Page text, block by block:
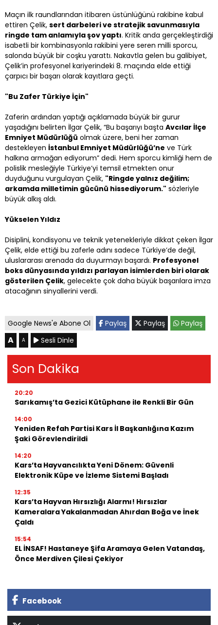
Maçın ilk raundlarından itibaren üstünlüğünü rakibine kabul
ettiren Çelik, sert darbeleri ve stratejik savunmasıyla
ringde tam anlamıyla şov yaptı. Kritik anda gerçekleştirdiği
isabetli bir kombinasyonla rakibini yere seren milli sporcu,
salonda büyük bir coşku yarattı. Nakavtla gelen bu galibiyet,
Çelik’in profesyonel kariyerindeki 8. maçında elde ettiği
çarpıcı bir başarı olarak kayıtlara geçti.
"Bu Zafer Türkiye İçin"
Zaferin ardından yaptığı açıklamada büyük bir gurur
yaşadığını belirten İlgar Çelik, “Bu başarıyı başta Avcılar İlçe
Emniyet Müdürlüğü olmak üzere, beni her zaman
destekleyen İstanbul Emniyet Müdürlüğü’ne ve Türk
halkına armağan ediyorum” dedi. Hem sporcu kimliği hem de
polislik mesleğiyle Türkiye’yi temsil etmekten onur
duyduğunu vurgulayan Çelik, "Ringde yalnız değilim;
arkamda milletimin gücünü hissediyorum." sözleriyle
büyük alkış aldı.
Yükselen Yıldız
Disiplini, kondisyonu ve teknik yetenekleriyle dikkat çeken İlgar
Çelik, elde ettiği bu zaferle adını sadece Türkiye’de değil,
uluslararası arenada da duyurmayı başardı. Profesyonel
boks dünyasında yıldızı parlayan isimlerden biri olarak
gösterilen Çelik, gelecekte çok daha büyük başarılara imza
atacağının sinyallerini verdi.
Google News'e Abone Ol Paylaş Paylaş Paylaş
A A Sesli Dinle
Son Dakika
20:20
Sarıkamış’ta Gezici Kütüphane ile Renkli Bir Gün
14:00
Yeniden Refah Partisi Kars İl Başkanlığına Kazım
Şaki Görevlendirildi
14:20
Kars’ta Hayvancılıkta Yeni Dönem: Güvenli
Elektronik Küpe ve İzleme Sistemi Başladı
12:35
Kars’ta Hayvan Hırsızlığı Alarmı! Hırsızlar
Kameralara Yakalanmadan Ahırdan Boğa ve İnek
Çaldı
15:54
EL İNSAF! Hastaneye Şifa Aramaya Gelen Vatandaş,
Önce Merdiven Çilesi Çekiyor
Facebook